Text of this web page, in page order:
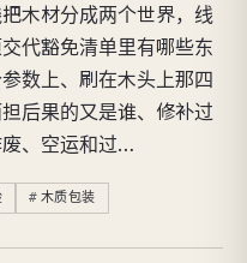
木材分成两个世界，线
代豁免清单里有哪些东
数上、刷在木头上那四
后果的又是谁、修补过
、空运和过…
木质包装